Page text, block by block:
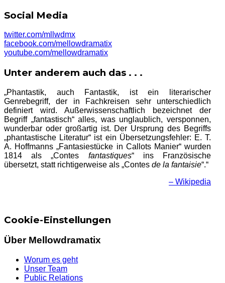
Social Media
twitter.com/mllwdmx
facebook.com/mellowdramatix
youtube.com/mellowdramatix
Unter anderem auch das . . .
„Phantastik, auch Fantastik, ist ein literarischer
Genrebegriff, der in Fachkreisen sehr unterschiedlich
definiert wird. Außerwissenschaftlich bezeichnet der
Begriff „fantastisch“ alles, was unglaublich, versponnen,
wunderbar oder großartig ist. Der Ursprung des Begriffs
„phantastische Literatur“ ist ein Übersetzungsfehler: E. T.
A. Hoffmanns „Fantasiestücke in Callots Manier“ wurden
1814 als „Contes fantastiques“ ins Französische
übersetzt, statt richtigerweise als „Contes de la fantaisie“.“
– Wikipedia
Cookie-Einstellungen
Über Mellowdramatix
Worum es geht
Unser Team
Public Relations